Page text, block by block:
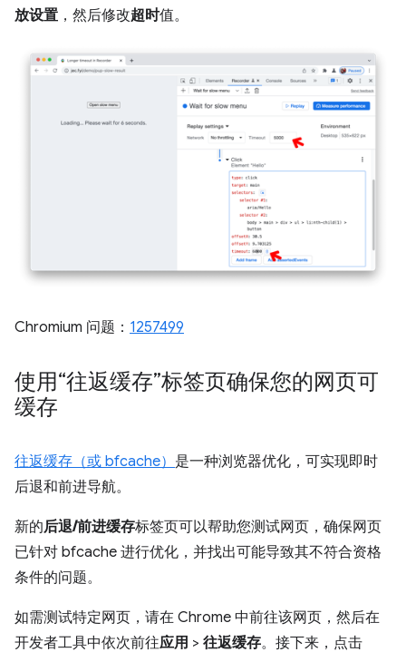
放设置 ，然后修改超时值。
Chromium 问题： 1257499
使用“往返缓存”标签页确保您的网页可
缓存
往返缓存（或 bfcache） 是一种浏览器优化，可实现即时
后退和前进导航。
新的后退/前进缓存标签页可以帮助您测试网页，确保网页
已针对 bfcache 进行优化，并找出可能导致其不符合资格
条件的问题。
如需测试特定网页，请在 Chrome 中前往该网页，然后在
开发者工具中依次前往应用 > 往返缓存。接下来，点击